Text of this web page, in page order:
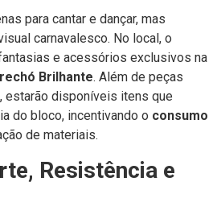
para cantar e dançar, mas
carnavalesco. No local, o
e acessórios exclusivos na
Brilhante. Além de peças
estarão disponíveis itens que
do bloco, incentivando o consumo
de materiais.
Resistência e